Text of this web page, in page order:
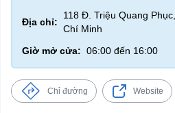
Địa chỉ:
118 Đ. Triệu Quang
Chí Minh
Giờ mở cửa: 06:00 đến 16:00
Chỉ đường Website